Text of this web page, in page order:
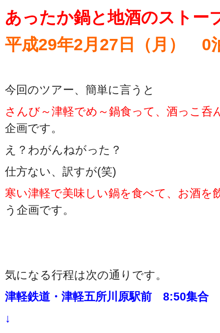
あったか鍋と地酒のストー
平成29年2月27日（月） 0
今回のツアー、簡単に言うと
さんび～津軽でめ～鍋食って、酒っこ呑
企画です。
え？わがんねがった？
仕方ない、訳すが(笑)
寒い津軽で美味しい鍋を食べて、お酒を
う企画です。
気になる行程は次の通りです。
津軽鉄道・津軽五所川原駅前 8:50集合
↓